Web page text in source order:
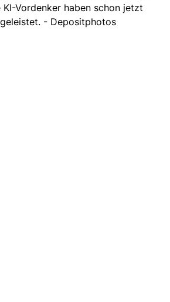
KI-Vordenker haben schon jetzt
- Depositphotos